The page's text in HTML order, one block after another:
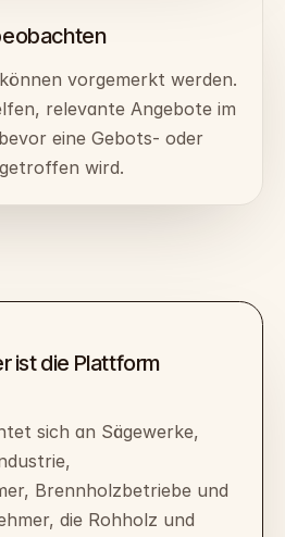
vorgemerkt werden.
relevante Angebote im
eine Gebots- oder
wird.
ist die Plattform
sich an Sägewerke,
Brennholzbetriebe und
die Rohholz und